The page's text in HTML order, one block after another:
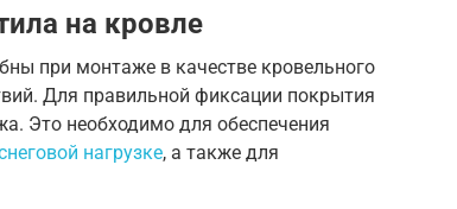
на кровле
при монтаже в качестве кровельного
Для правильной фиксации покрытия
Это необходимо для обеспечения
нагрузке, а также для